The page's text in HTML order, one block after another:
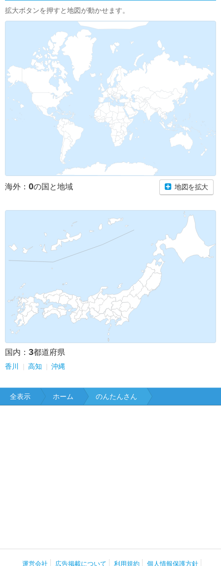
拡大ボタンを押すと地図が動かせます。
海外： 0の国と地域 地図を拡大
国内： 3都道府県
香川 高知 沖縄
全表示 ホーム のんたんさん
運営会社 広告掲載について 利用規約 個人情報保護方針